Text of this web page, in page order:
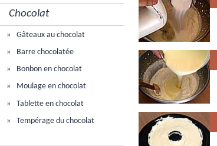
Chocolat
Gâteaux au chocolat
Barre chocolatée
Bonbon en chocolat
Moulage en chocolat
Tablette en chocolat
Tempérage du chocolat